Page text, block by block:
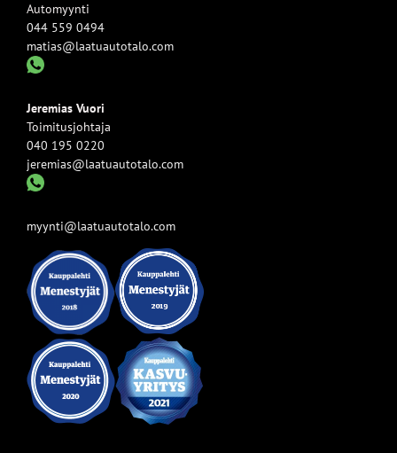
Automyynti
044 559 0494
matias@laatuautotalo.com
Jeremias Vuori
Toimitusjohtaja
040 195 0220
jeremias@laatuautotalo.com
myynti@laatuautotalo.com